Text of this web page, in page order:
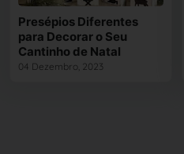
Presépios Diferentes
para Decorar o Seu
Cantinho de Natal
04 Dezembro, 2023